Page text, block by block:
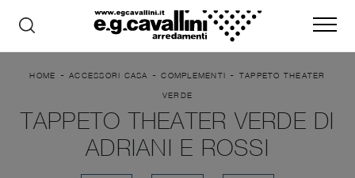
HOME -ACCESSORI CASA -COMPLEMENTI - TAPPETO THEATER
VERDE
TAPPETO THEATER VERDE DI
ADRIANI E ROSSI